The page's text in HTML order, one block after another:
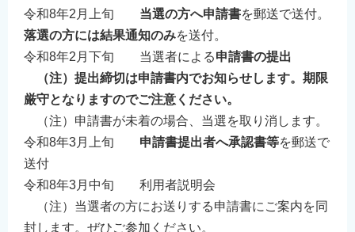
令和8年2月上旬 当選の方へ申請書を郵送で送付。
落選の方には結果通知のみを送付。
令和8年2月下旬 当選者による申請書の提出
（注）提出締切は申請書内でお知らせします。期限
厳守となりますのでご注意ください。
（注）申請書が未着の場合、当選を取り消します。
令和8年3月上旬 申請書提出者へ承認書等を郵送で
送付
令和8年3月中旬 利用者説明会
（注）当選者の方にお送りする申請書にご案内を同
封します。ぜひご参加ください。